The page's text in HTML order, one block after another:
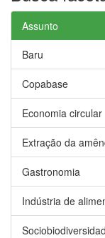
Assunto
Baru
Copabase
Economia circular
Extração da
Gastronomia
Indústria de